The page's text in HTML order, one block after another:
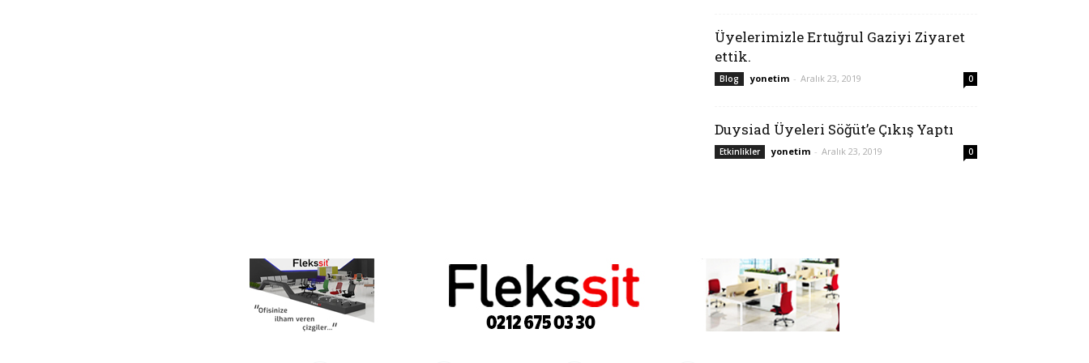
Üyelerimizle Ertuğrul Gaziyi Ziyaret
ettik.
Blog yonetim - Aralık 23, 2019 0
Duysiad Üyeleri Söğüt’e Çıkış Yaptı
Etkinlikler yonetim - Aralık 23, 2019 0